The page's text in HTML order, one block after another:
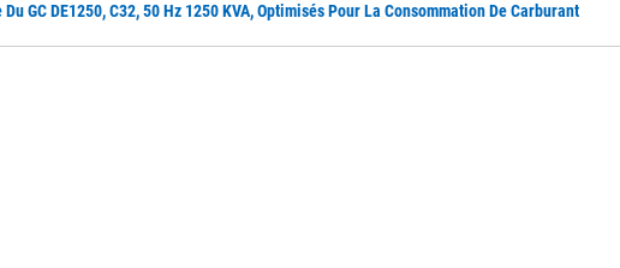
GC DE1250, C32, 50 Hz 1250 KVA, Optimisés Pour La Consommation De Carburant